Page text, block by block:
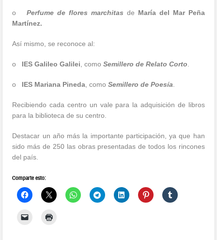
o Perfume de flores marchitas de María del Mar Peña
Martínez.
Así mismo, se reconoce al:
o IES Galileo Galilei , comoSemillero de Relato Corto
o IES Mariana Pineda , comoSemillero de Poesía
Recibiendo cada centro un vale para la adquisición de libros
para la biblioteca de su centro.
Destacar un año más la importante participación, ya que han
sido más de 250 las obras presentadas de todos los rincones
del país.
Comparte esto: